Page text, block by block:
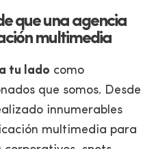
que una agencia
multimedia
tu lado como
que somos. Desde
innumerables
multimedia para